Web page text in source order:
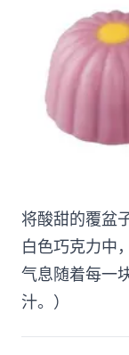
将酸甜的覆盆
白色巧克力中
气息随着每一
汁。）